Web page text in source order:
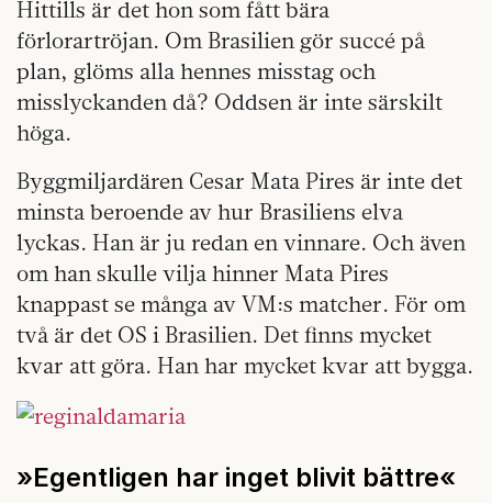
Hittills är det hon som fått bära
förlorartröjan. Om Brasilien gör succé på
plan, glöms alla hennes misstag och
misslyckanden då? Oddsen är inte särskilt
höga.
Byggmiljardären Cesar Mata Pires är inte det
minsta beroende av hur Brasiliens elva
lyckas. Han är ju redan en vinnare. Och även
om han skulle vilja hinner Mata Pires
knappast se många av VM:s matcher. För om
två är det OS i Brasilien. Det finns mycket
kvar att göra. Han har mycket kvar att bygga.
»Egentligen har inget blivit bättre«